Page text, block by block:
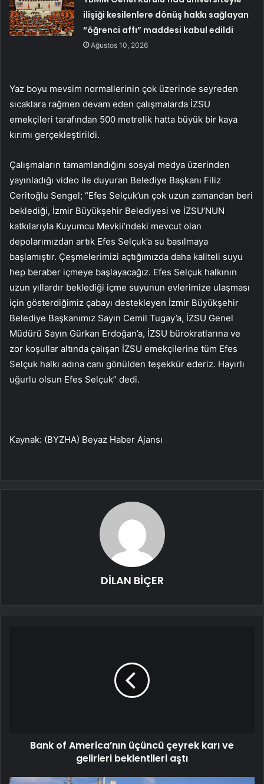
ilişiği kesilenlere dönüş hakkı sağlayan
“öğrenci affı” maddesi kabul edildi
Ağustos 10, 2026
Yaz boyu mevsim normallerinin çok üzerinde seyreden
sıcaklara rağmen devam eden çalışmalarda İZSU
emekçileri tarafından 500 metrelik hatta büyük bir kaya
kırımı gerçekleştirildi.
Çalışmaların tamamlandığını sosyal medya üzerinden
yayınladığı video ile duyuran Belediye Başkanı Filiz
Ceritoğlu Sengel; “Efes Selçuk’un çok uzun zamandan beri
beklediği, İzmir Büyükşehir Belediyesi ve İZSU’NUN
katkılarıyla Kuyumcu Mevkii’ndeki mevcut olan
depolarımızdan artık Efes Selçuk’a su basılmaya
başlamıştır. Çeşmelerimizi açtığımızda daha kaliteli suyu
hep beraber içmeye başlayacağız. Efes Selçuk halkının
uzun yıllardır beklediği içme suyunun evlerimize ulaşması
için gösterdiğimiz çabayı destekleyen İzmir Büyükşehir
Belediye Başkanımız Sayın Cemil Tugay’a, İZSU Genel
Müdürü Sayın Gürkan Erdoğan’a, İZSU bürokratlarına ve
zor koşullar altında çalışan İZSU emekçilerine tüm Efes
Selçuk halkı adına canı gönülden teşekkür ederiz. Hayırlı
uğurlu olsun Efes Selçuk” dedi.
Kaynak: (BYZHA) Beyaz Haber Ajansı
DİLAN BİÇER
Bank of America’nın üçüncü çeyrek karı ve
gelirleri beklentileri aştı